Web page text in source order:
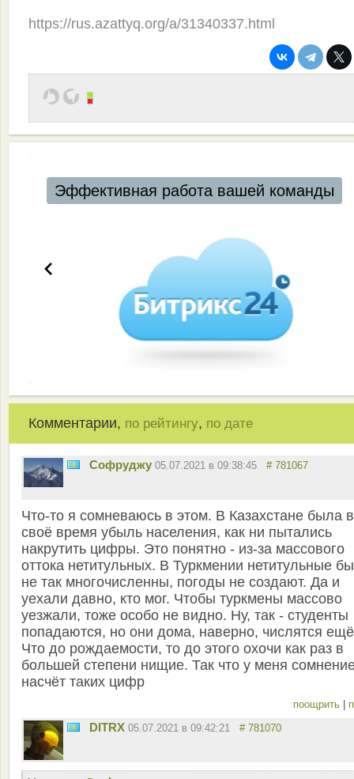
https://rus.azattyq.org/a/31340337.html
Эффективная работа вашей команды
Комментарии, по рейтингу, по дате
Софруджу 05.07.2021 в 09:38:45 # 781067
Что-то я сомневаюсь в этом. В Казахстане была в
своё время убыль населения, как ни пытались
накрутить цифры. Это понятно - из-за массового
оттока нетитульных. В Туркмении нетитульные
не так многочисленны, погоды не создают. Да и
уехали давно, кто мог. Чтобы туркмены массово
уезжали, тоже особо не видно. Ну, так - студенты
попадаются, но они дома, наверно, числятся
Что до рождаемости, то до этого охочи как раз в
большей степени нищие. Так что у меня
насчёт таких цифр
поощрить
DITRX 05.07.2021 в 09:42:21 # 781070